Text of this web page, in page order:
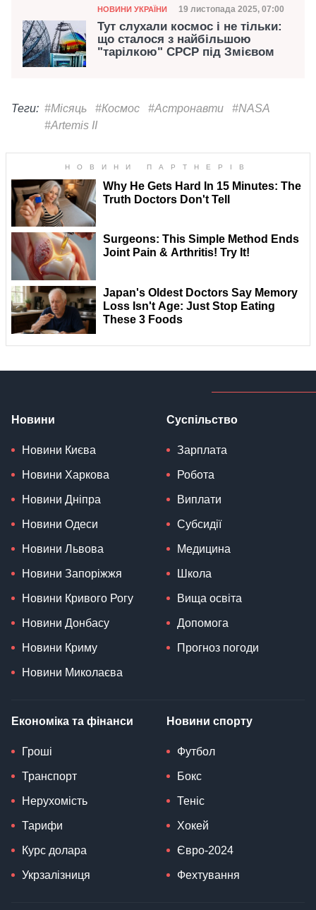
Категорія
НОВИНИ УКРАЇНИ Дата публікації
19 листопада 2025, 07:00
Тут слухали космос і не тільки:
що сталося з найбільшою
"тарілкою" СРСР під Змієвом
Теги: #Місяць #Космос #Астронавти
#NASA
#Artemis II
Новини
Новини Києва
Новини Харкова
Новини Дніпра
Новини Одеси
Новини Львова
Новини Запоріжжя
Новини Кривого Рогу
Новини Донбасу
Новини Криму
Новини Миколаєва
Суспільство
Зарплата
Робота
Виплати
Субсидії
Медицина
Школа
Вища освіта
Допомога
Прогноз погоди
Економіка та фінанси
Гроші
Транспорт
Нерухомість
Тарифи
Курс долара
Укрзалізниця
Новини спорту
Футбол
Бокс
Теніс
Хокей
Євро-2024
Фехтування